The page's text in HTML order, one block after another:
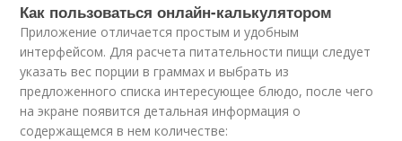
Как пользоваться онлайн-калькулятором
Приложение отличается простым и удобным
интерфейсом. Для расчета питательности пищи следует
указать вес порции в граммах и выбрать из
предложенного списка интересующее блюдо, после чего
на экране появится детальная информация о
содержащемся в нем количестве: